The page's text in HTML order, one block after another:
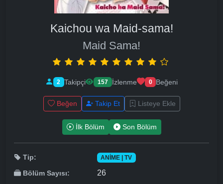
Kaichou wa Maid-sama!
Maid Sama!
2 Takipçi 157 İzlenme 0 Beğeni
Beğen Takip Et Listeye Ekle
İlk Bölüm Son Bölüm
Tip: ANIME | TV
Bölüm Sayısı: 26